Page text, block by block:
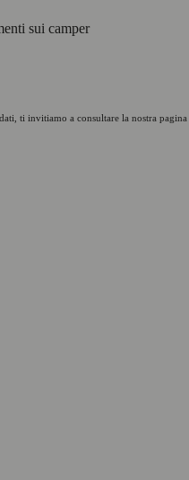
sui camper
ti invitiamo a consultare la nostra pagina